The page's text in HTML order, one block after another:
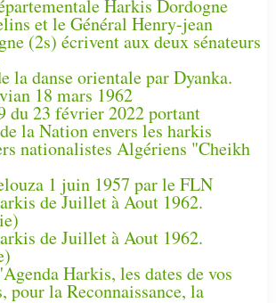
Harkis Dordogne
et le Général Henry-jean
(2s) écrivent aux deux sénateurs
la danse orientale par Dyanka.
18 mars 1962
du 23 février 2022 portant
la Nation envers les harkis
nationalistes Algériens "Cheikh
1 juin 1957 par le FLN
de Juillet à Aout 1962.
de Juillet à Aout 1962.
Harkis, les dates de vos
pour la Reconnaissance, la